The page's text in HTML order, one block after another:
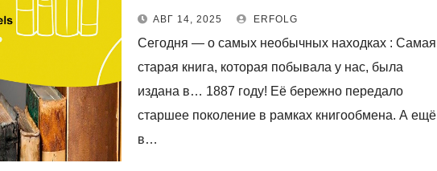
книжного шкафа на ул.
Михоэлса 7–1а, которому уже 10
лет!
АВГ 14, 2025 ERFOLG
Сегодня — о самых необычных находках : Самая
старая книга, которая побывала у нас, была
издана в… 1887 году! Её бережно передало
старшее поколение в рамках книгообмена. А ещё
в…